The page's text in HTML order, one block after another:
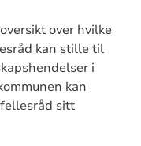
over hvilke
kan stille til
i
kan
sitt